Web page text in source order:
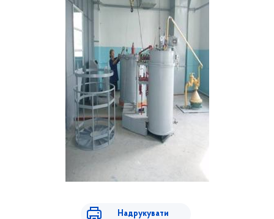
Надрукувати